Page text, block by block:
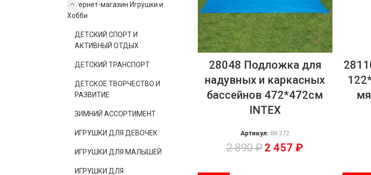
Интернет-магазин Игрушки и
Хобби
ДЕТСКИЙ СПОРТ И
АКТИВНЫЙ ОТДЫХ
ДЕТСКИЙ ТРАНСПОРТ
ДЕТСКОЕ ТВОРЧЕСТВО И
РАЗВИТИЕ
ЗИМНИЙ АССОРТИМЕНТ
ИГРУШКИ ДЛЯ ДЕВОЧЕК
ИГРУШКИ ДЛЯ МАЛЫШЕЙ
ИГРУШКИ ДЛЯ
28048 Подложка для
надувных и каркасных
бассейнов 472*472см
INTEX
Артикул: 88 372
2 890₽2 457₽